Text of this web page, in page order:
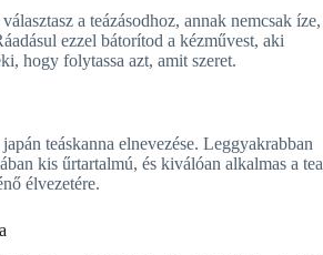
a teázásodhoz, annak nemcsak íze,
ezzel bátorítod a kézművest, aki
hogy folytassa azt, amit szeret.
teáskanna elnevezése. Leggyakrabban
kis űrtartalmú, és kiválóan alkalmas a tea
élvezetére.